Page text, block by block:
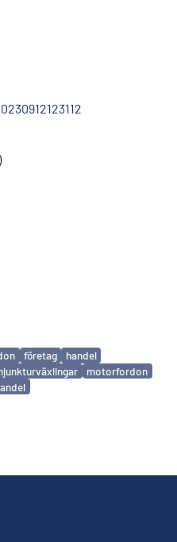
företag
handel
motorfordon